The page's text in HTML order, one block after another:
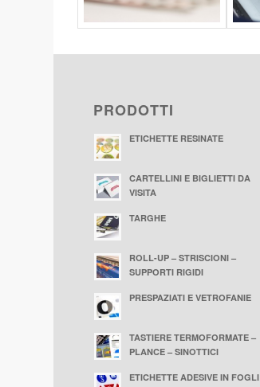
PRODOTTI
ETICHETTE RESINATE
CARTELLINI E BIGLIETTI DA
VISITA
TARGHE
ROLL-UP – STRISCIONI –
SUPPORTI RIGIDI
PRESPAZIATI E VETROFANIE
TASTIERE TERMOFORMATE –
PLANCE – SINOTTICI
ETICHETTE ADESIVE IN FOGLI